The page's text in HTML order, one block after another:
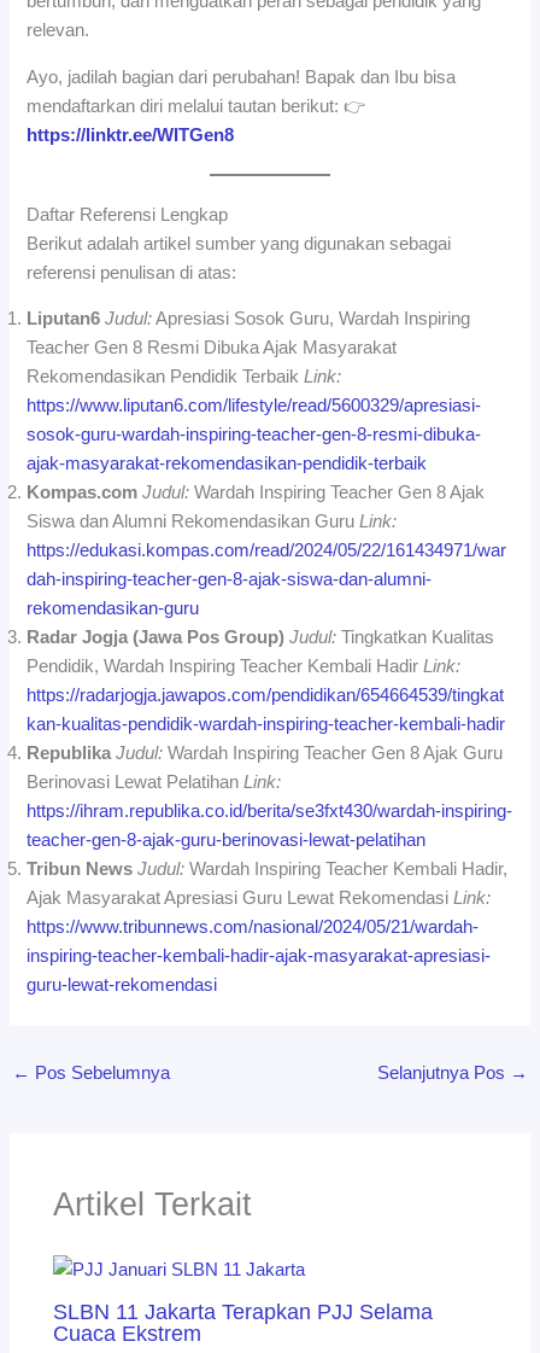
relevan.
Ayo, jadilah bagian dari perubahan! Bapak dan Ibu bisa
mendaftarkan diri melalui tautan berikut: 👉
https://linktr.ee/WITGen8
Daftar Referensi Lengkap
Berikut adalah artikel sumber yang digunakan sebagai
referensi penulisan di atas:
Liputan6 Judul:Apresiasi Sosok Guru, Wardah Inspiring
Teacher Gen 8 Resmi Dibuka Ajak Masyarakat
Rekomendasikan Pendidik TerbaikLink:
https://www.liputan6.com/lifestyle/read/5600329/apresiasi-
sosok-guru-wardah-inspiring-teacher-gen-8-resmi-dibuka-
ajak-masyarakat-rekomendasikan-pendidik-terbaik
Kompas.com Judul: Wardah Inspiring Teacher Gen 8 Ajak
Siswa dan Alumni Rekomendasikan GuruLink:
https://edukasi.kompas.com/read/2024/05/22/161434971/war
dah-inspiring-teacher-gen-8-ajak-siswa-dan-alumni-
rekomendasikan-guru
Radar Jogja (Jawa Pos Group) Judul: Tingkatkan Kualitas
Pendidik, Wardah Inspiring Teacher Kembali HadirLink:
https://radarjogja.jawapos.com/pendidikan/654664539/tingkat
kan-kualitas-pendidik-wardah-inspiring-teacher-kembali-hadir
Republika Judul: Wardah Inspiring Teacher Gen 8 Ajak Guru
Berinovasi Lewat PelatihanLink:
https://ihram.republika.co.id/berita/se3fxt430/wardah-inspiring-
teacher-gen-8-ajak-guru-berinovasi-lewat-pelatihan
Tribun News Judul: Wardah Inspiring Teacher Kembali Hadir,
Ajak Masyarakat Apresiasi Guru Lewat RekomendasiLink:
https://www.tribunnews.com/nasional/2024/05/21/wardah-
inspiring-teacher-kembali-hadir-ajak-masyarakat-apresiasi-
guru-lewat-rekomendasi
← Pos Sebelumnya Selanjutnya Pos →
Artikel Terkait
SLBN 11 Jakarta Terapkan PJJ Selama
Cuaca Ekstrem